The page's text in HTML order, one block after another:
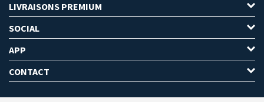
LIVRAISONS PREMIUM
SOCIAL
APP
CONTACT